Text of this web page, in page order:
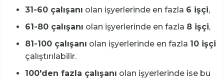
31-60 çalışanı olan işyerlerinde en fazla 6 işçi,
61-80 çalışanı olan işyerlerinde en fazla 8 işçi,
81-100 çalışanı olan işyerlerinde en fazla 10 işçi
çalıştırılabilir.
100'den fazla çalışanı olan işyerlerinde ise bu